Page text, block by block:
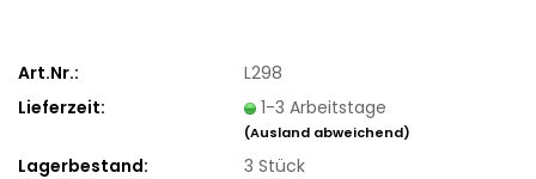
Art.Nr.:
L298
Lieferzeit:
1-3 Arbeitstage
(Ausland abweichend)
Lagerbestand: 3Stück